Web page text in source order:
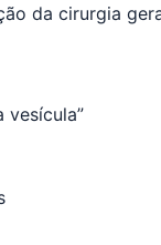
da cirurgia
vesícula”